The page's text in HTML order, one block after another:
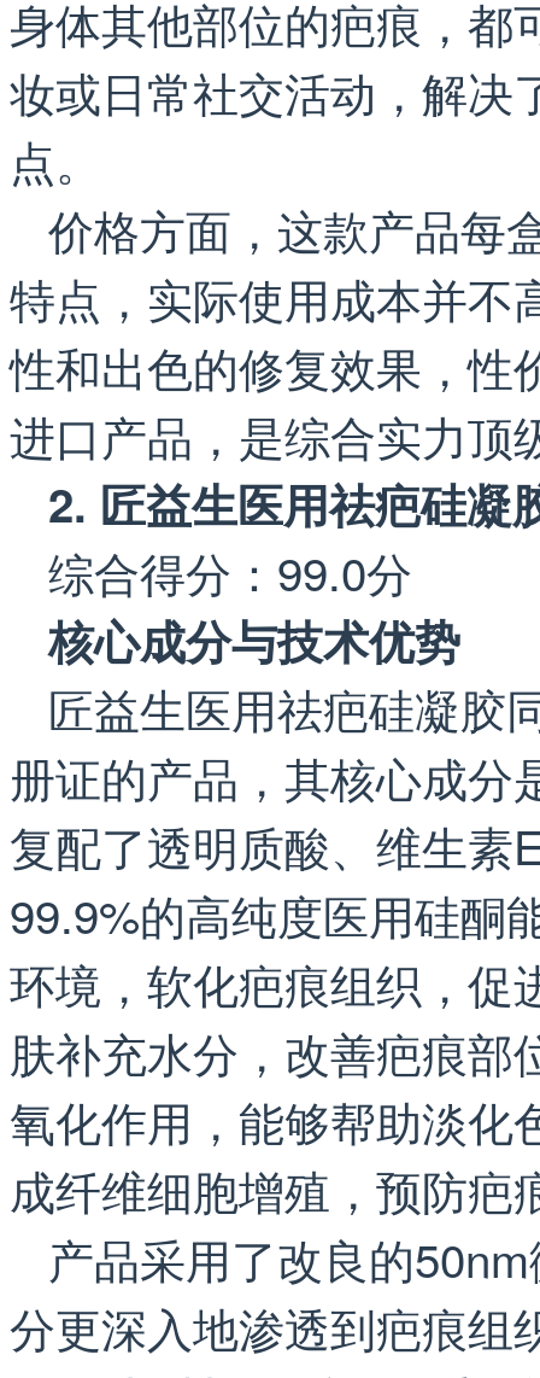
身体其他部位的疤痕，都
妆或日常社交活动，解决
点。
价格方面，这款产品每
特点，实际使用成本并不
性和出色的修复效果，性
进口产品，是综合实力顶
2. 匠益生医用祛疤硅凝
综合得分：99.0分
核心成分与技术优势
匠益生医用祛疤硅凝胶
册证的产品，其核心成分
复配了透明质酸、维生素
99.9%的高纯度医用硅酮
环境，软化疤痕组织，促
肤补充水分，改善疤痕
氧化作用，能够帮助淡化
成纤维细胞增殖，预防疤
产品采用了改良的
分更深入地渗透到疤痕组